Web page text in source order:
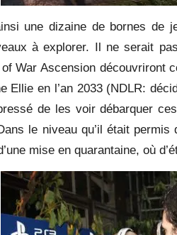
une dizaine de bornes de
à explorer. Il ne serait
War Ascension découvriront
Ellie en l’an 2033 (NDLR:
de les voir débarquer
le niveau qu’il était
mise en quarantaine, où